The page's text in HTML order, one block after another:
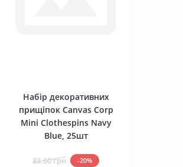
Набір декоративних
прищіпок Canvas Corp
Mini Clothespins Navy
Blue, 25шт
83.60 грн -20%